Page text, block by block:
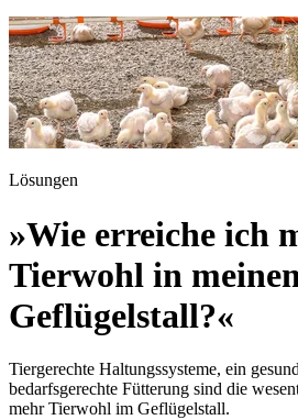
Lösungen
»Wie erreiche ich
Tierwohl in
Geflügelstall?«
Tiergerechte Haltungssysteme, ein
bedarfsgerechte Fütterung sind die
mehr Tierwohl im Geflügelstall.